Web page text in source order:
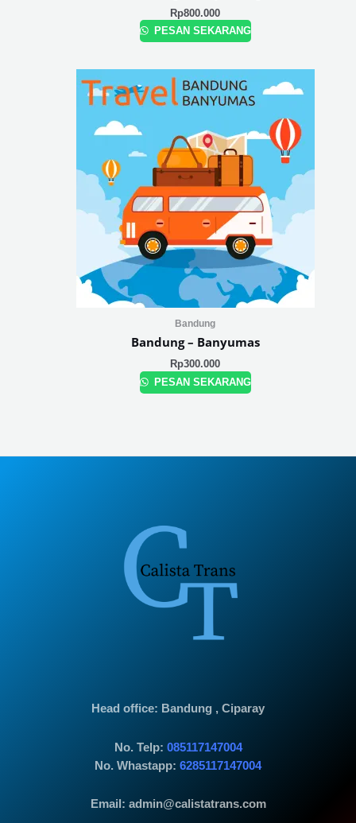
Rp800.000
PESAN SEKARANG
Bandung
Bandung – Banyumas
Rp300.000
PESAN SEKARANG
Head office: Bandung , Ciparay
No. Telp: 085117147004
No. Whastapp: 6285117147004
Email: admin@calistatrans.com